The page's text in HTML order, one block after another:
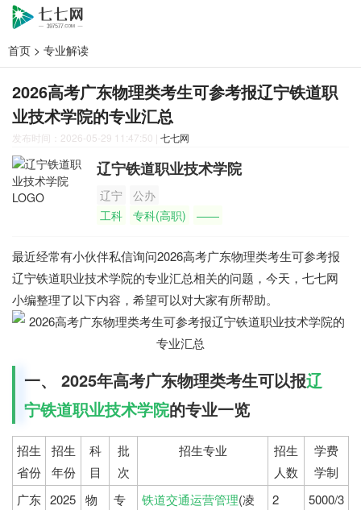
首页 > 专业解读
2026高考广东物理类考生可参考报辽宁铁道职
业技术学院的专业汇总
发布时间：2026-05-29 11:47:50 | 七七网
辽宁铁道职业技术学院
辽宁
公办
工科
专科(高职) ——
最近经常有小伙伴私信询问2026高考广东物理类考生可参考报
辽宁铁道职业技术学院的专业汇总相关的问题，今天，七七网
小编整理了以下内容，希望可以对大家有所帮助。
一、 2025年高考广东物理类考生可以报辽
宁铁道职业技术学院的专业一览
招生
省份
招生
年份
科
目
批
次
招生专业
招生
人数
学费
学制
广东 2025 物
专
铁道交通运营管理(凌
2 5000/3